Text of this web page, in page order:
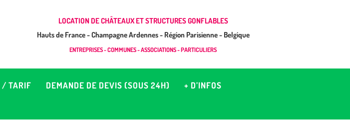
LOCATION DE CHÂTEAUX ET STRUCTURES GONFLABLES
Hauts de France - Champagne Ardennes - Région Parisienne - Belgique
ENTREPRISES - COMMUNES - ASSOCIATIONS - PARTICULIERS
/ TARIF DEMANDE DE DEVIS (SOUS 24H)
+ D’INFOS
LOISIRS